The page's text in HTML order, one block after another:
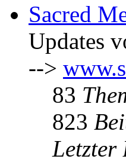
Sacred
Updates
-->
83
823
Letzter